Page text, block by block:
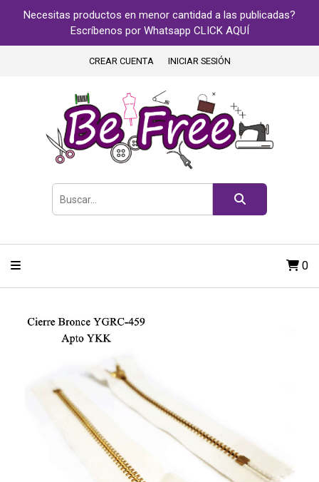
Necesitas productos en menor cantidad a las publicadas?
Escríbenos por Whatsapp CLICK AQUÍ
CREAR CUENTA INICIAR SESIÓN
0